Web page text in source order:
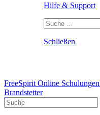
Hilfe & Support
Suche
nach:
Schließen
FreeSpirit Online Schulungen
Brandstetter